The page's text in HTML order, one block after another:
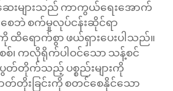
းများသည် ကာကွယ်ရေးအောက်
ေဘဲ စက်မှုလုပ်ငန်းဆိုင်ရာ
ထိရောက်စွာ ဖယ်ရှားပေးပါသည်။
စ်၊ ကလိုရိုက်ပါဝင်သော သန့်စင်
တ်တိုက်သည့် ပစ္စည်းများကို
ဓာတ်တိုးခြင်းကို စတင်စေနိုင်သော